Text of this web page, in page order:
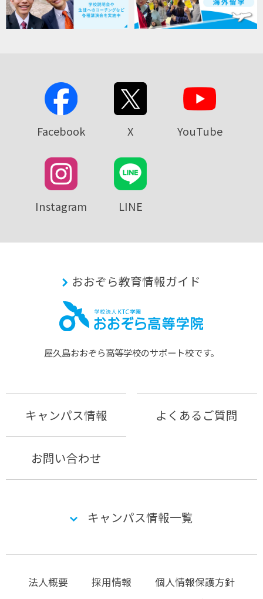
Facebook X YouTube
Instagram LINE
おおぞら教育情報ガイド
屋久島おおぞら⾼等学校のサポート校です。
キャンパス情報 よくあるご質問
お問い合わせ
キャンパス情報一覧
法人概要 採用情報
個人情報保護方針